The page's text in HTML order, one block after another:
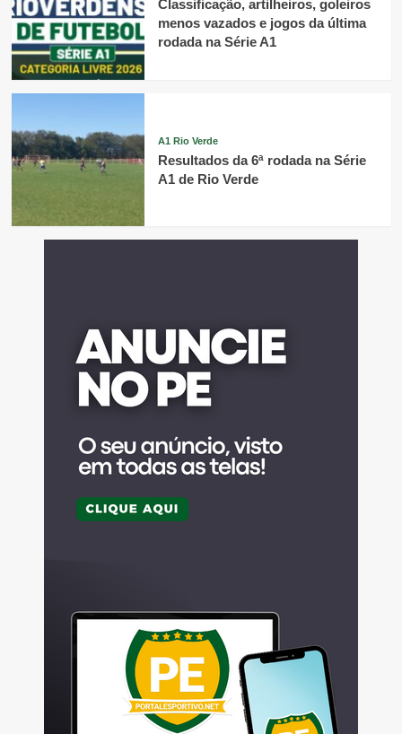
Classificação, artilheiros, goleiros
menos vazados e jogos da última
rodada na Série A1
A1 Rio Verde
Resultados da 6ª rodada na Série
A1 de Rio Verde